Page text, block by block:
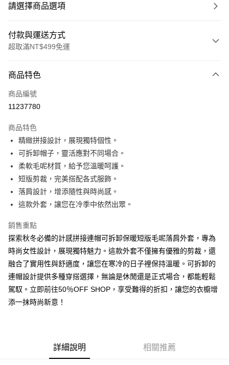
請選擇商品選項
付款與運送方式
超取滿NT$499免運
信用卡一次付款
超商取貨付款
Apple Pay
街口支付
悠遊付
Google Pay
【關於「AFTEE先享後付」】
AFTEE先享後付是「在收到商品之後才付款」的支付方式。 讓您購物簡單
便利好安心！
１．簡單：不需註冊會員、不需綁卡、不需儲值。
２．便利：只要手機號碼，簡訊認證，即可結帳。
３．安心：先確認商品／服務後，再付款。
２．訂單成立數日內，您將收到繳費通知簡訊。
３．收到繳費通知簡訊後14天內，點擊此簡訊中的連結，可透過四大超商／
ATM付款
運送方式
全家取貨付款
商品特色
商品編號
11237780
商品特色
精緻拼接設計，展現獨特個性。
可拆卸帽子，靈活應對不同場合。
柔軟毛呢材質，給予您溫暖呵護。
短版剪裁，完美搭配各式服飾。
落肩設計，增添隨性與時尚感。
這款外套，讓您在冷季中依然出眾。
銷售重點
探索秋冬必備的計感拼接連帽可拆卸保暖短版毛呢落肩外套，專為
時尚女性設計，展現獨特魅力。這款外套不僅擁有優雅的剪裁，還
融合了實用性與舒適度，讓您在寒冷的日子裡保持溫暖。可拆卸的
連帽設計提供多種穿搭選擇，無論是休閒還是正式場合，都能輕鬆
駕馭。立即前往50％OFF SHOP，享受難得的折扣，讓您的衣櫥增
添一抹時尚新意！
詳細說明 相關推薦